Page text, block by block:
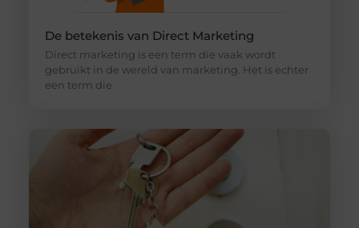
De betekenis van Direct Marketing
Direct marketing is een term die vaak wordt
gebruikt in de wereld van marketing. Het is echter
een term die